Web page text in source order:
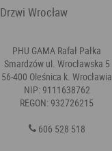
Drzwi Wrocław
PHU GAMA Rafał Pałka
Smardzów ul. Wrocławska 5
56-400 Oleśnica k. Wrocławia
NIP: 9111638762
REGON: 932726215
606 528 518